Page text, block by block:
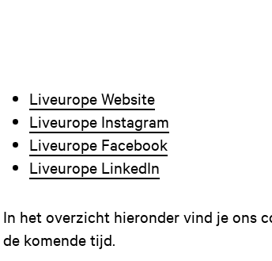
Liveurope Website
Liveurope Instagram
Liveurope Facebook
Liveurope LinkedIn
In het overzicht hieronder vind je ons
de komende tijd.